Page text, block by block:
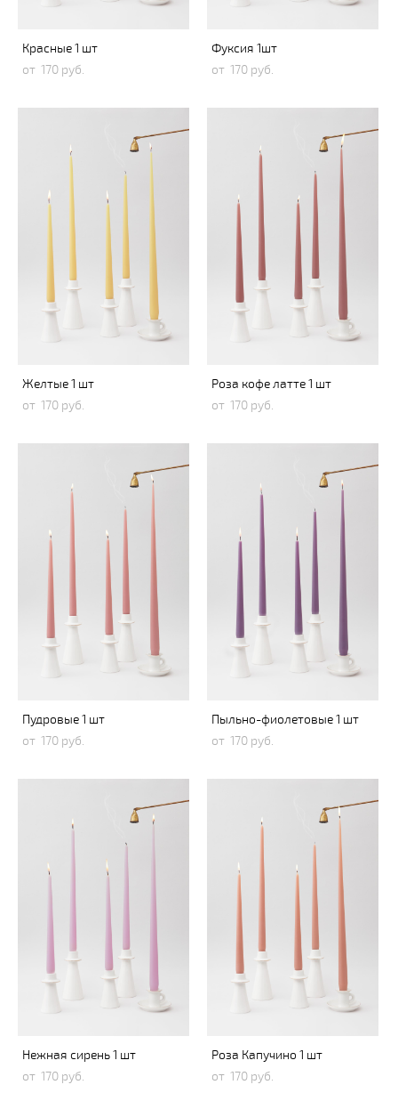
Красные 1 шт
от 170 pуб.
Фуксия 1шт
от 170 pуб.
Желтые 1 шт
от 170 pуб.
Роза кофе латте 1 шт
от 170 pуб.
Пудровые 1 шт
от 170 pуб.
Пыльно-фиолетовые 1 шт
от 170 pуб.
Нежная сирень 1 шт
от 170 pуб.
Роза Капучино 1 шт
от 170 pуб.